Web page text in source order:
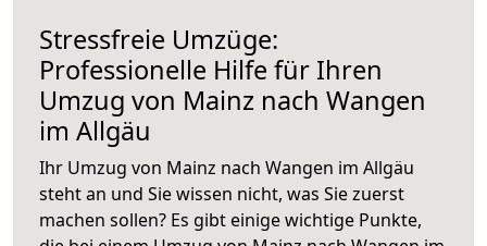
Stressfreie Umzüge:
Professionelle Hilfe für Ihren
Umzug von Mainz nach Wangen
im Allgäu
Ihr Umzug von Mainz nach Wangen im Allgäu
steht an und Sie wissen nicht, was Sie zuerst
machen sollen? Es gibt einige wichtige Punkte,